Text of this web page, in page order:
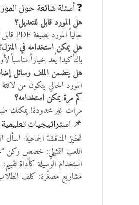
❓ أسئلة شائعة حول
هل المورد قابل للتعديل؟
حالياً المورد بصيغة PDF قابل للطباعة فقط، لكن يمكن إضافته إلى الأنشطة المدعومة رقمياً.
هل يمكن استخدامه في
بالتأكيد! يُعد خياراً مناسباً
هل يتضمن الملف وسائل
المورد الحالي يتكون من
كم مرة يمكن استخدامه؟
مرات غير محدودة! يمكنك
📌 استراتيجيات
تحفيز المناقشة الجماعية:
اللعب التمثيلي: خصص ركن
استخدام الوسيلة كأداة
مشاريع مصغّرة: كلف الطلاب